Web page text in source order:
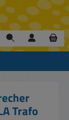
Trafo